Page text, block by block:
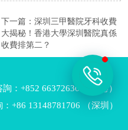
下一篇： 深圳三甲醫院牙科收費
大揭秘！香港大學深圳醫院真係
收費排第二？
：+852 66372630 （香港）
+86 13148781706 （深圳）